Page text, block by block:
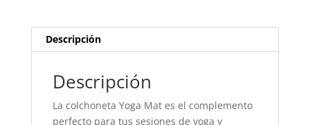
Descripción
Descripción
La colchoneta Yoga Mat es el complemento
perfecto para tus sesiones de yoga y